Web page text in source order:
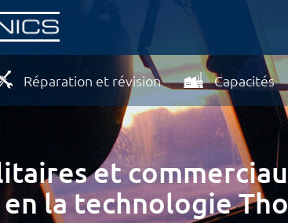
Réparation et révision Capacités
et
la technologie